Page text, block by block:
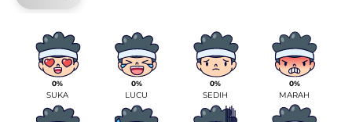
0%
SUKA
0%
LUCU
0%
SEDIH
0%
MARAH